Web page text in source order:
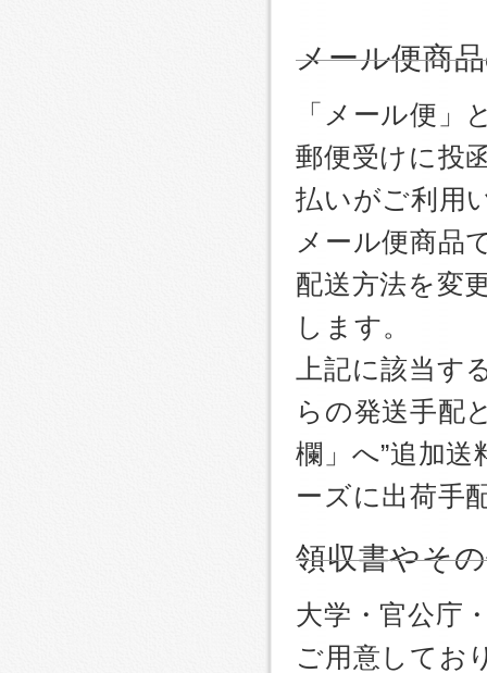
メール便商
「メール便」
郵便受けに投
払いがご利用
メール便商品
配送方法を変
します。
上記に該当
らの発送手配
欄」へ”追加
ーズに出荷手
領収書やそ
大学・官公庁
ご用意してお